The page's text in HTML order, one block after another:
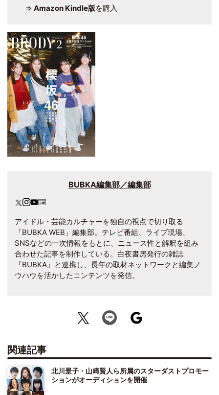
⇒ Amazon Kindle版を購入
BUBKA編集部／編集部
アイドル・芸能カルチャーを独自の視点で切り取る
「BUBKA WEB」編集部。テレビ番組、ライブ現場、
SNSなどの一次情報をもとに、ニュース性と解釈を組み
合わせた記事を制作している。白夜書房発行の雑誌
『BUBKA』と連携し、長年の取材ネットワークと編集ノ
ウハウを活かしたコンテンツを発信。
関連記事
北川景子・山﨑賢人ら所属のスターダストプロモー
ションがオーディションを開催